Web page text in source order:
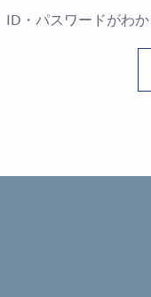
ID・パスワードがわ